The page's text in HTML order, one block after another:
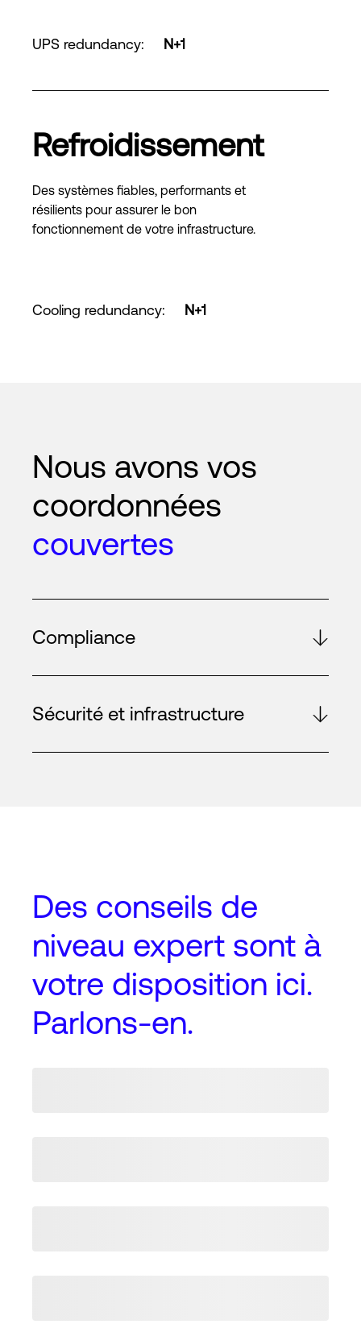
UPS redundancy: N+1
Refroidissement
Des systèmes fiables, performants et
résilients pour assurer le bon
fonctionnement de votre infrastructure.
Cooling redundancy: N+1
Nous avons vos
coordonnées
couvertes
Compliance
Sécurité et infrastructure
Des conseils de
niveau expert sont à
votre disposition ici.
Parlons-en.